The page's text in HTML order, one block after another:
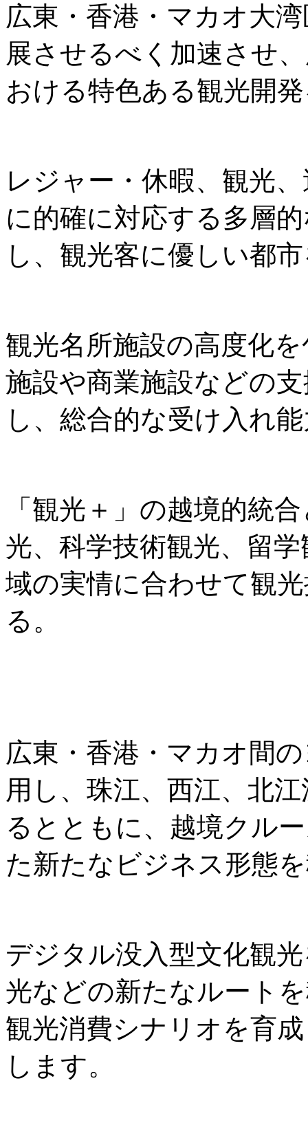
広東・香港・マカオ大
展させるべく加速させ
おける特色ある観光開
レジャー・休暇、観光
に的確に対応する多層
し、観光客に優しい都
観光名所施設の高度化
施設や商業施設などの
し、総合的な受け入れ
「観光＋」の越境的統
光、科学技術観光、留
域の実情に合わせて観
る。
広東・香港・マカオ間
用し、珠江、西江、北
るとともに、越境クル
た新たなビジネス形態
デジタル没入型文化観
光などの新たなルート
観光消費シナリオを育
します。